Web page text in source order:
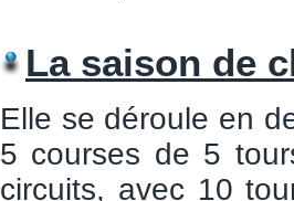
La saison de
Elle se déroule en
5 courses de 5
circuits, avec 10